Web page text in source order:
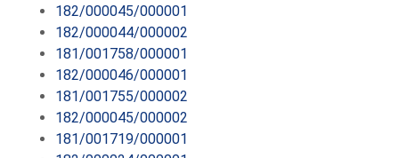
182/000045/000001
182/000044/000002
181/001758/000001
182/000046/000001
181/001755/000002
182/000045/000002
181/001719/000001